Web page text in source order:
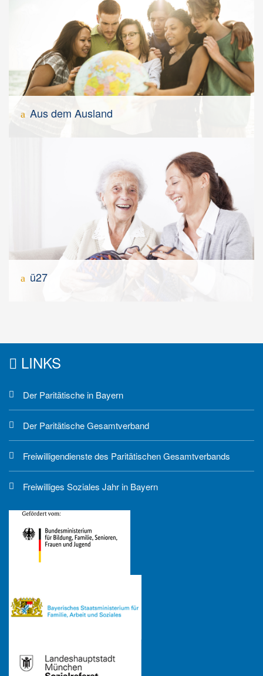
Aus dem Ausland
ü27
LINKS
Der Paritätische in Bayern
Der Paritätische Gesamtverband
Freiwilligendienste des Paritätischen Gesamtverbands
Freiwilliges Soziales Jahr in Bayern